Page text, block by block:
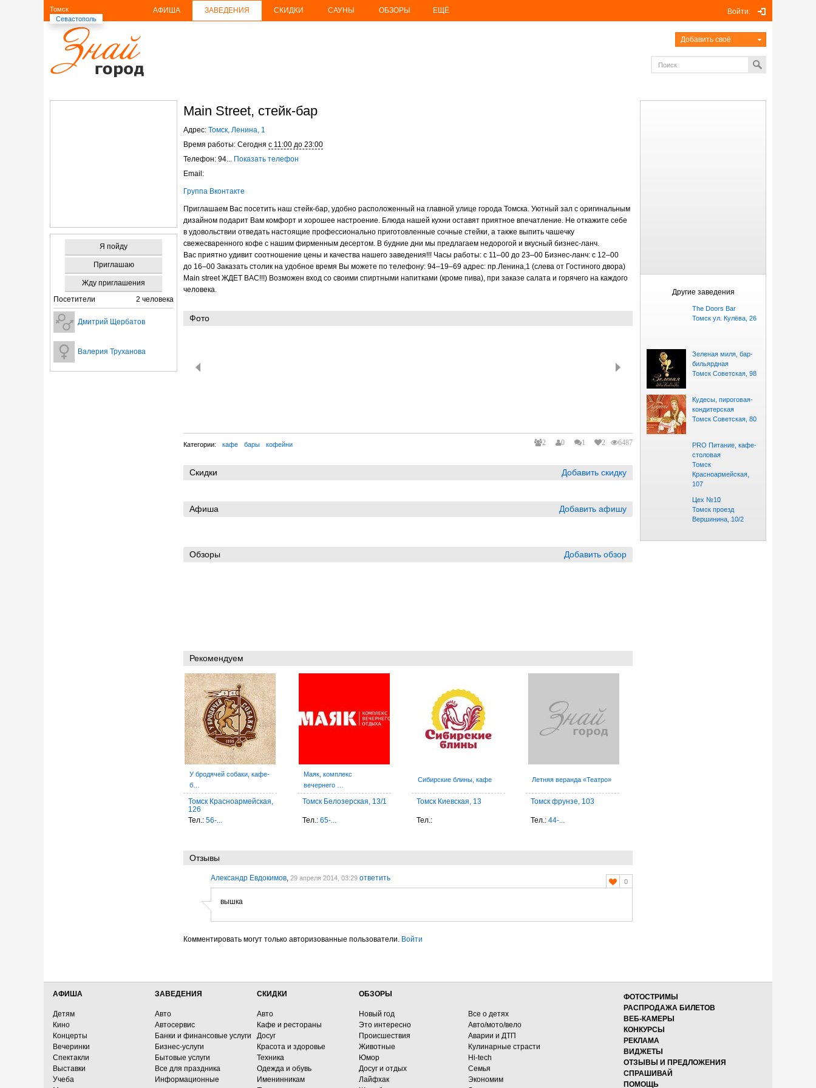
Томск
Севастополь
АФИША ЗАВЕДЕНИЯ СКИДКИ САУНЫ ОБЗОРЫ ЕЩЁ Войти:
Добавить своё
Я пойду
Приглашаю
Жду приглашения
Посетители
2 человека
Дмитрий Щербатов
Валерия Труханова
Другие заведения
The Doors Bar
Томск ул. Кулёва, 26
Зеленая миля, бар-
бильярдная
Томск Советская, 98
Кудесы, пироговая-
кондитерская
Томск Советская, 80
PRO Питание, кафе-
столовая
Томск
Красноармейская,
107
Цех №10
Томск проезд
Вершинина, 10/2
Main Street, стейк-бар
Адрес: Томск, Ленина, 1
Время работы: Сегодня с 11:00 до 23:00
Телефон: 94... Показать телефон
Email:
Группа Вконтакте
Приглашаем Вас посетить наш стейк-бар, удобно расположенный на главной улице города Томска. Уютный зал с оригинальным
дизайном подарит Вам комфорт и хорошее настроение. Блюда нашей кухни оставят приятное впечатление. Не откажите себе
в удовольствии отведать настоящие профессионально приготовленные сочные стейки, а также выпить чашечку
свежесваренного кофе с нашим фирменным десертом. В будние дни мы предлагаем недорогой и вкусный бизнес-ланч.
Вас приятно удивит соотношение цены и качества нашего заведения!!! Часы работы: с 11–00 до 23–00 Бизнес-ланч: с 12–00
до 16–00 Заказать столик на удобное время Вы можете по телефону: 94–19–69 адрес: пр.Ленина,1 (слева от Гостиного двора)
Main street ЖДЕТ ВАС!!!) Возможен вход со своими спиртными напитками (кроме пива), при заказе салата и горячего на каждого
человека.
Фото
Категории: кафе бары кофейни 2 0 1 2 6487
Скидки Добавить скидку
Афиша Добавить афишу
Обзоры Добавить обзор
Рекомендуем
У бродячей собаки, кафе-
б…
Томск Красноармейская,
126
Тел.: 56-...
Маяк, комплекс
вечернего …
Томск Белозерская, 13/1
Тел.: 65-...
Сибирские блины, кафе
Томск Киевская, 13
Тел.:
Летняя веранда «Театро»
Томск фрунзе, 103
Тел.: 44-...
Отзывы
Александр Евдокимов, 29 апреля 2014, 03:29 ответить 0
вышка
Комментировать могут только авторизованные пользователи. Войти
АФИША
Детям
Кино
Концерты
Вечеринки
Спектакли
Выставки
Учеба
ЗАВЕДЕНИЯ
Авто
Автосервис
Банки и финансовые услуги
Бизнес-услуги
Бытовые услуги
Все для праздника
Информационные
СКИДКИ
Авто
Кафе и рестораны
Досуг
Красота и здоровье
Техника
Одежда и обувь
Именинникам
ОБЗОРЫ
Новый год
Все о детях
Это интересно
Авто/мото/вело
Происшествия
Аварии и ДТП
Животные
Кулинарные страсти
Юмор
Hi-tech
Досуг и отдых
Семья
Лайфхак
Экономим
ФОТОСТРИМЫ
РАСПРОДАЖА БИЛЕТОВ
ВЕБ-КАМЕРЫ
КОНКУРСЫ
РЕКЛАМА
ВИДЖЕТЫ
ОТЗЫВЫ И ПРЕДЛОЖЕНИЯ
СПРАШИВАЙ
ПОМОЩЬ